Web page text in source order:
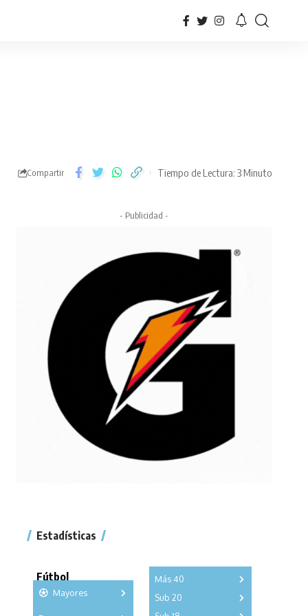
Compartir Tiempo de Lectura: 3 Minuto
- Publicidad -
Estadísticas
Fútbol
Mayores
Más 40
Sub 20